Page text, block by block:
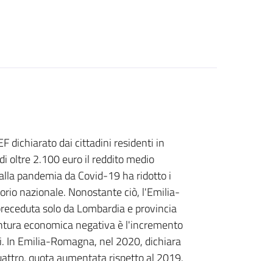
dichiarato dai cittadini residenti in
oltre 2.100 euro il reddito medio
pandemia da Covid-19 ha ridotto i
nazionale. Nonostante ciò, l'Emilia-
solo da Lombardia e provincia
economica negativa è l'incremento
In Emilia-Romagna, nel 2020, dichiara
quota aumentata rispetto al 2019.